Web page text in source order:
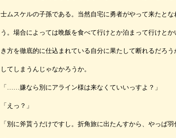
士ムスケルの子孫である。当然自宅に勇者がやって来たと
う。場合によっては晩飯を食べて行けとか泊まって行けと
き方を徹底的に仕込まれている自分に果たして断れるだろ
してしまうんじゃなかろうか。
「……嫌なら別にアライン様は来なくていいっすよ？」
「えっ？」
「別に斧貰うだけですし。折角旅に出たんすから、やっぱ羽